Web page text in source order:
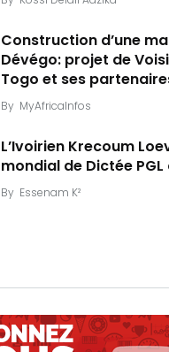
Construction d’une
Dévégo: projet de
Togo et ses
By MyAfricaInfos
L’Ivoirien Krecoum
mondial de Dictée
By Essenam K²